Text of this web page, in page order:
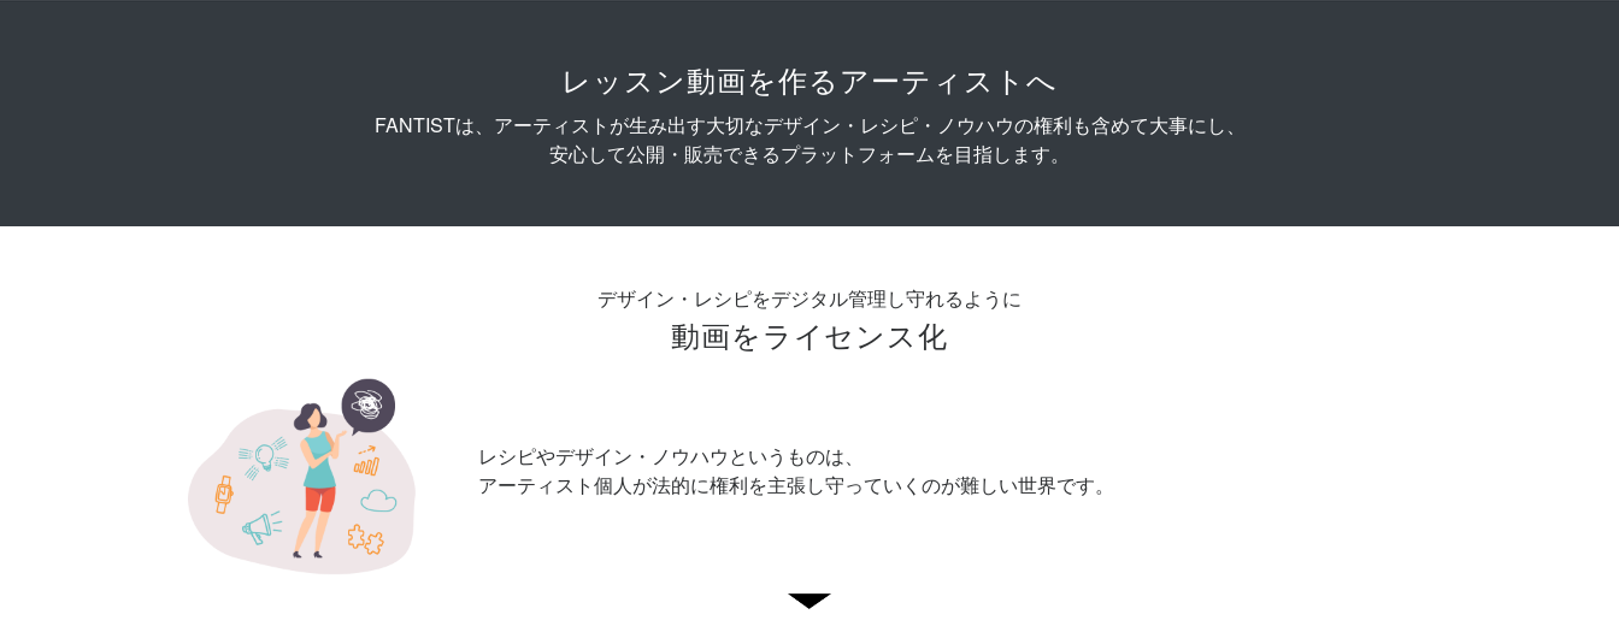
レッスン動画を作る アーティストへ
FANTISTは、アーティストが生み出す大切なデザイン・レシピ・ノウハウの権利も含めて大事にし、
安心して公開・販売できるプラットフォームを目指します。
デザイン・レシピをデジタル管理し守れるように
動画をライセンス化
レシピやデザイン・ノウハウというものは、
アーティスト個人が法的に権利を主張し守っていくのが難しい世界です。